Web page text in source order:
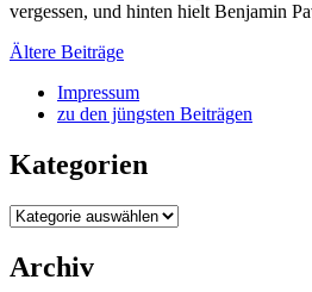
vergessen, und hinten hielt Benjamin
Beitragsnavigation
Ältere Beiträge
Impressum
zu den jüngsten Beiträgen
Kategorien
Kategorien
Archiv